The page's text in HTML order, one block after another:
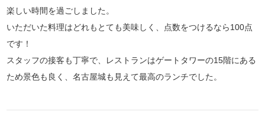
楽しい時間を過ごしました。
いただいた料理はどれもとても美味しく、点数をつけるなら100点
です！
スタッフの接客も丁寧で、レストランはゲートタワーの15階にある
ため景色も良く、名古屋城も見えて最高のランチでした。